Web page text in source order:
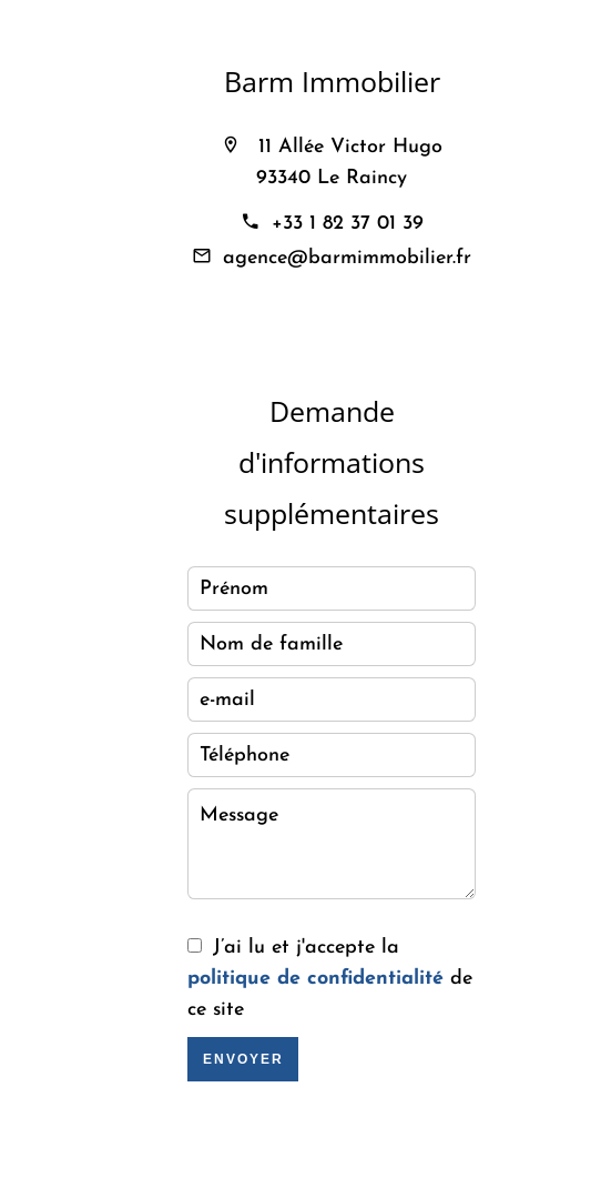
Barm Immobilier
11 Allée Victor Hugo
93340 Le Raincy
+33 1 82 37 01 39
agence@barmimmobilier.fr
Demande
d'informations
supplémentaires
J’ai lu et j'accepte la
politique de confidentialité de
ce site
ENVOYER